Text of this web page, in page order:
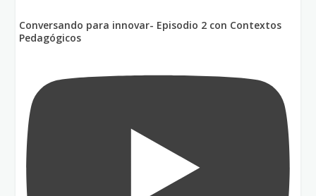
Conversando para innovar- Episodio 2 con Contextos
Pedagógicos